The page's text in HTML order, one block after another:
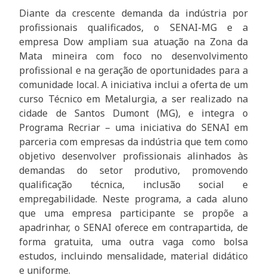
Diante da crescente demanda da indústria por
profissionais qualificados, o SENAI-MG e a
empresa Dow ampliam sua atuação na Zona da
Mata mineira com foco no desenvolvimento
profissional e na geração de oportunidades para a
comunidade local. A iniciativa inclui a oferta de um
curso Técnico em Metalurgia, a ser realizado na
cidade de Santos Dumont (MG), e integra o
Programa Recriar – uma iniciativa do SENAI em
parceria com empresas da indústria que tem como
objetivo desenvolver profissionais alinhados às
demandas do setor produtivo, promovendo
qualificação técnica, inclusão social e
empregabilidade. Neste programa, a cada aluno
que uma empresa participante se propõe a
apadrinhar, o SENAI oferece em contrapartida, de
forma gratuita, uma outra vaga como bolsa
estudos, incluindo mensalidade, material didático
e uniforme.